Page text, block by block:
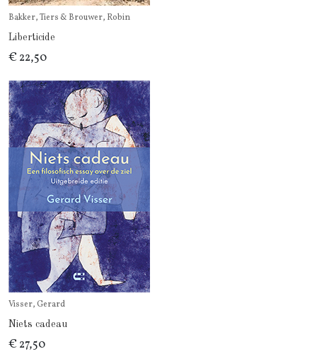
Bakker, Tiers & Brouwer, Robin
Liberticide
€ 22,50
Visser, Gerard
Niets cadeau
€ 27,50